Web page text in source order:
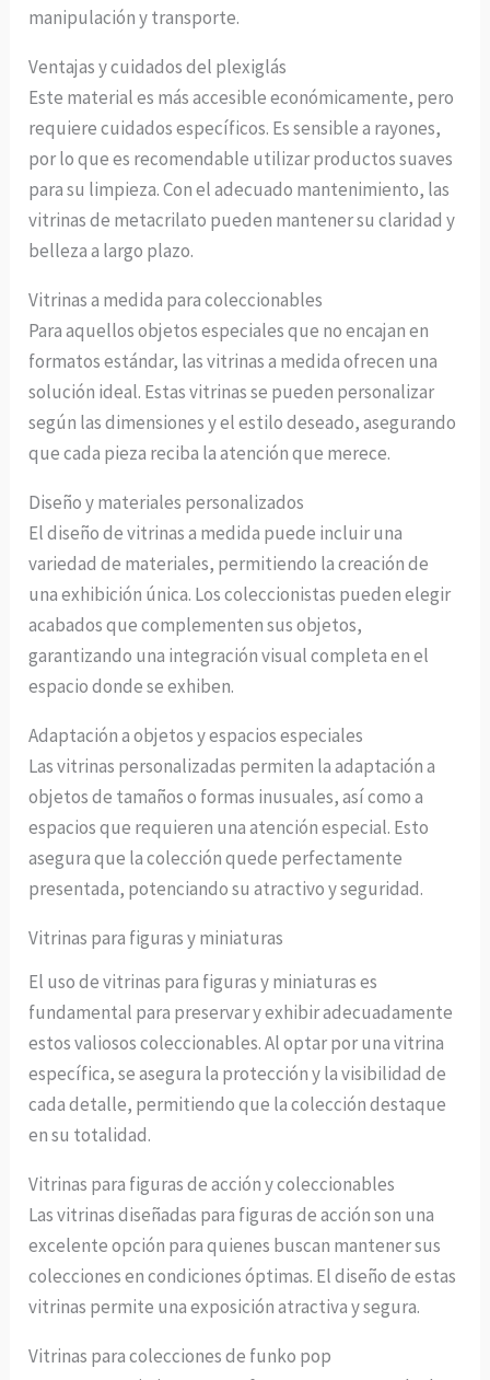
manipulación y transporte.
Ventajas y cuidados del plexiglás
Este material es más accesible económicamente, pero
requiere cuidados específicos. Es sensible a rayones,
por lo que es recomendable utilizar productos suaves
para su limpieza. Con el adecuado mantenimiento, las
vitrinas de metacrilato pueden mantener su claridad y
belleza a largo plazo.
Vitrinas a medida para coleccionables
Para aquellos objetos especiales que no encajan en
formatos estándar, las vitrinas a medida ofrecen una
solución ideal. Estas vitrinas se pueden personalizar
según las dimensiones y el estilo deseado, asegurando
que cada pieza reciba la atención que merece.
Diseño y materiales personalizados
El diseño de vitrinas a medida puede incluir una
variedad de materiales, permitiendo la creación de
una exhibición única. Los coleccionistas pueden elegir
acabados que complementen sus objetos,
garantizando una integración visual completa en el
espacio donde se exhiben.
Adaptación a objetos y espacios especiales
Las vitrinas personalizadas permiten la adaptación a
objetos de tamaños o formas inusuales, así como a
espacios que requieren una atención especial. Esto
asegura que la colección quede perfectamente
presentada, potenciando su atractivo y seguridad.
Vitrinas para figuras y miniaturas
El uso de vitrinas para figuras y miniaturas es
fundamental para preservar y exhibir adecuadamente
estos valiosos coleccionables. Al optar por una vitrina
específica, se asegura la protección y la visibilidad de
cada detalle, permitiendo que la colección destaque
en su totalidad.
Vitrinas para figuras de acción y coleccionables
Las vitrinas diseñadas para figuras de acción son una
excelente opción para quienes buscan mantener sus
colecciones en condiciones óptimas. El diseño de estas
vitrinas permite una exposición atractiva y segura.
Vitrinas para colecciones de funko pop